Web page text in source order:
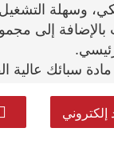
بالإضافة إلى
سبائك عالية
إلكتروني